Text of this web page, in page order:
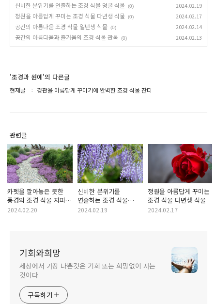
신비한 분위기를 연출하는 조경 식물 덩굴 식물 (0) 2024.02.19
정원을 아름답게 꾸미는 조경 식물 다년생 식물 (0) 2024.02.17
공간의 아름다움 조경 식물 일년생 식물 (0) 2024.02.14
공간의 아름다움과 즐거움의 조경 식물 관목 (0) 2024.02.13
'조경과 원예'의 다른글
현재글 경관을 아름답게 꾸미기에 완벽한 조경 식물 잔디
관련글
카펫을 깔아놓은 듯한
풍경의 조경 식물 지피
식물
2024.02.20
신비한 분위기를
연출하는 조경 식물
덩굴 식물
2024.02.19
정원을 아름답게 꾸미는
조경 식물 다년생 식물
2024.02.17
기회와희망
세상에서 가장 나쁜것은 기회 또는 희망없이 사는
것이다
구독하기